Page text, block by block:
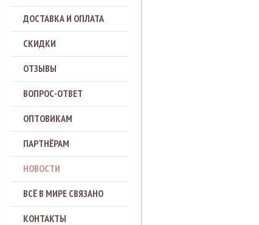
ДОСТАВКА И ОПЛАТА
СКИДКИ
ОТЗЫВЫ
ВОПРОС-ОТВЕТ
ОПТОВИКАМ
ПАРТНЁРАМ
НОВОСТИ
ВСЁ В МИРЕ CВЯЗАНО
КОНТАКТЫ